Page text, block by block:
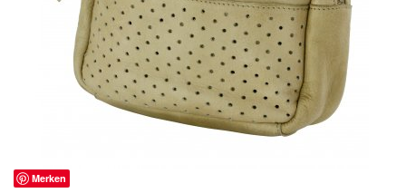
Merken